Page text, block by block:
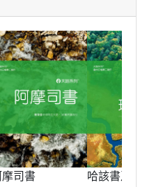
摩司書 哈該書及瑪